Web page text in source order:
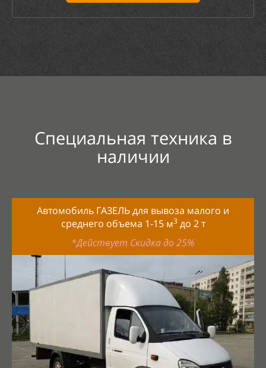
Специальная техника в
наличии
Автомобиль ГАЗЕЛЬ для вывоза малого и
среднего объема 1-15 м3до 2 т
*Действует Скидка до 25%